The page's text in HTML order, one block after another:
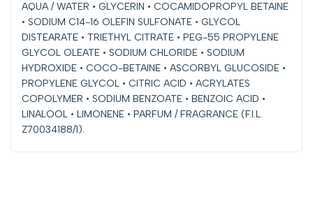
AQUA / WATER • GLYCERIN • COCAMIDOPROPYL BETAINE
• SODIUM C14-16 OLEFIN SULFONATE • GLYCOL
DISTEARATE • TRIETHYL CITRATE • PEG-55 PROPYLENE
GLYCOL OLEATE • SODIUM CHLORIDE • SODIUM
HYDROXIDE • COCO-BETAINE • ASCORBYL GLUCOSIDE •
PROPYLENE GLYCOL • CITRIC ACID • ACRYLATES
COPOLYMER • SODIUM BENZOATE • BENZOIC ACID •
LINALOOL • LIMONENE • PARFUM / FRAGRANCE (F.I.L.
Z70034188/1).